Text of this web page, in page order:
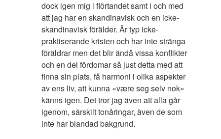
dock igen mig i flörtandet samt i och med
att jag har en skandinavisk och en icke-
skandinavisk förälder. Är typ icke-
praktiserande kristen och har inte stränga
föräldrar men det blir ändå vissa konflikter
och en del fördomar så just detta med att
finna sin plats, få harmoni i olika aspekter
av ens liv, att kunna «være seg selv nok»
känns igen. Det tror jag även att alla går
igenom, särskilt tonåringar, även de som
inte har blandad bakgrund.